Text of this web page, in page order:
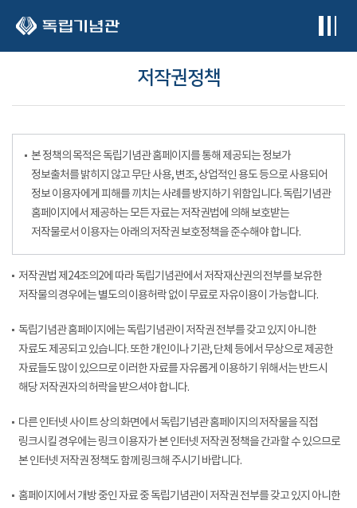
저작권정책
본 정책의 목적은 독립기념관 홈페이지를 통해 제공되는 정보가
정보출처를 밝히지 않고 무단 사용, 변조, 상업적인 용도 등으로 사용되어
정보 이용자에게 피해를 끼치는 사례를 방지하기 위함입니다. 독립기념관
홈페이지에서 제공하는 모든 자료는 저작권법에 의해 보호받는
저작물로서 이용자는 아래의 저작권 보호정책을 준수해야 합니다.
저작권법 제24조의2에 따라 독립기념관에서 저작재산권의 전부를 보유한
저작물의 경우에는 별도의 이용허락 없이 무료로 자유이용이 가능합니다.
독립기념관 홈페이지에는 독립기념관이 저작권 전부를 갖고 있지 아니한
자료도 제공되고 있습니다. 또한 개인이나 기관, 단체 등에서 무상으로 제공한
자료들도 많이 있으므로 이러한 자료를 자유롭게 이용하기 위해서는 반드시
해당 저작권자의 허락을 받으셔야 합니다.
다른 인터넷 사이트 상의 화면에서 독립기념관 홈페이지의 저작물을 직접
링크시킬 경우에는 링크 이용자가 본 인터넷 저작권 정책을 간과할 수 있으므로
본 인터넷 저작권 정책도 함께 링크해 주시기 바랍니다.
홈페이지에서 개방 중인 자료 중 독립기념관이 저작권 전부를 갖고 있지 아니한